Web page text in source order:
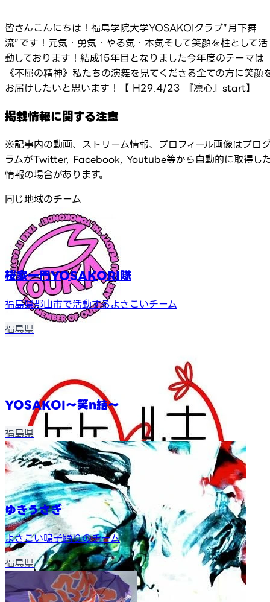
皆さんこんにちは！福島学院大学YOSAKOIクラブ”月下舞
流”です！元気・勇気・やる気・本気そして笑顔を柱として活
動しております！結成15年目となりました今年度のテーマは
《不屈の精神》私たちの演舞を見てくださる全ての方に笑顔
お届けしたいと思います！【 H29.4/23 『凛心』start】
掲載情報に関する注意
※記事内の動画、ストリーム情報、プロフィール画像はプロ
ラムがTwitter, Facebook, Youtube等から自動的に取得し
情報の場合があります。
同じ地域のチーム
桜家一門YOSAKORI隊
福島県郡山市で活動するよさこいチーム
福島県
YOSAKOI～笑n結～
福島県
ゆきうさぎ
よさこい鳴子踊りのチーム
福島県